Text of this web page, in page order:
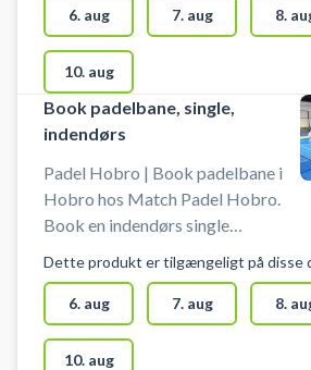
Padel padelcenter på Jyllandsvej
7, 9500 Hobro. Parkering er gratis
ved booking af padeltennis bane
hos Match Padel padelcenter i
Hobro. Gratis padeltennis bat er
til rådighed og bolde kan købes i
padelhallen hos Match Padel.
6. aug 7. aug 8.
10. aug
Book padelbane, single,
indendørs
Padel Hobro | Book padelbane i
Hobro hos Match Padel Hobro.
Book en indendørs single
hos Match Padel Hobro
padelcenter beliggende på
Jyllandsvej 7, 9500 Hobro.
Parkering er gratis ved booking af
Dette produkt er tilgængeligt på disse
6. aug 7. aug 8.
10. aug